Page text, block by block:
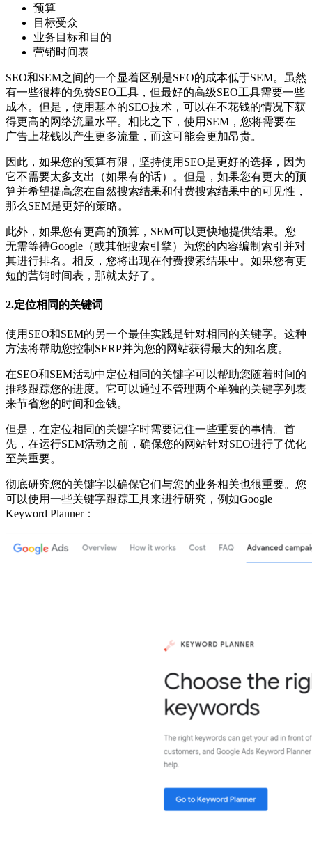
预算
目标受众
业务目标和目的
营销时间表
SEO和SEM之间的一个显着区别是SEO的成本低于SEM。虽然
有一些很棒的免费SEO工具，但最好的高级SEO工具需要一些
成本。但是，使用基本的SEO技术，可以在不花钱的情况下获
得更高的网络流量水平。相比之下，使用SEM，您将需要在
广告上花钱以产生更多流量，而这可能会更加昂贵。
因此，如果您的预算有限，坚持使用SEO是更好的选择，因为
它不需要太多支出（如果有的话）。但是，如果您有更大的预
算并希望提高您在自然搜索结果和付费搜索结果中的可见性，
那么SEM是更好的策略。
此外，如果您有更高的预算，SEM可以更快地提供结果。您
无需等待Google（或其他搜索引擎）为您的内容编制索引并对
其进行排名。相反，您将出现在付费搜索结果中。如果您有更
短的营销时间表，那就太好了。
2.定位相同的关键词
使用SEO和SEM的另一个最佳实践是针对相同的关键字。这种
方法将帮助您控制SERP并为您的网站获得最大的知名度。
在SEO和SEM活动中定位相同的关键字可以帮助您随着时间的
推移跟踪您的进度。它可以通过不管理两个单独的关键字列表
来节省您的时间和金钱。
但是，在定位相同的关键字时需要记住一些重要的事情。首
先，在运行SEM活动之前，确保您的网站针对SEO进行了优化
至关重要。
彻底研究您的关键字以确保它们与您的业务相关也很重要。您
可以使用一些关键字跟踪工具来进行研究，例如Google
Keyword Planner：